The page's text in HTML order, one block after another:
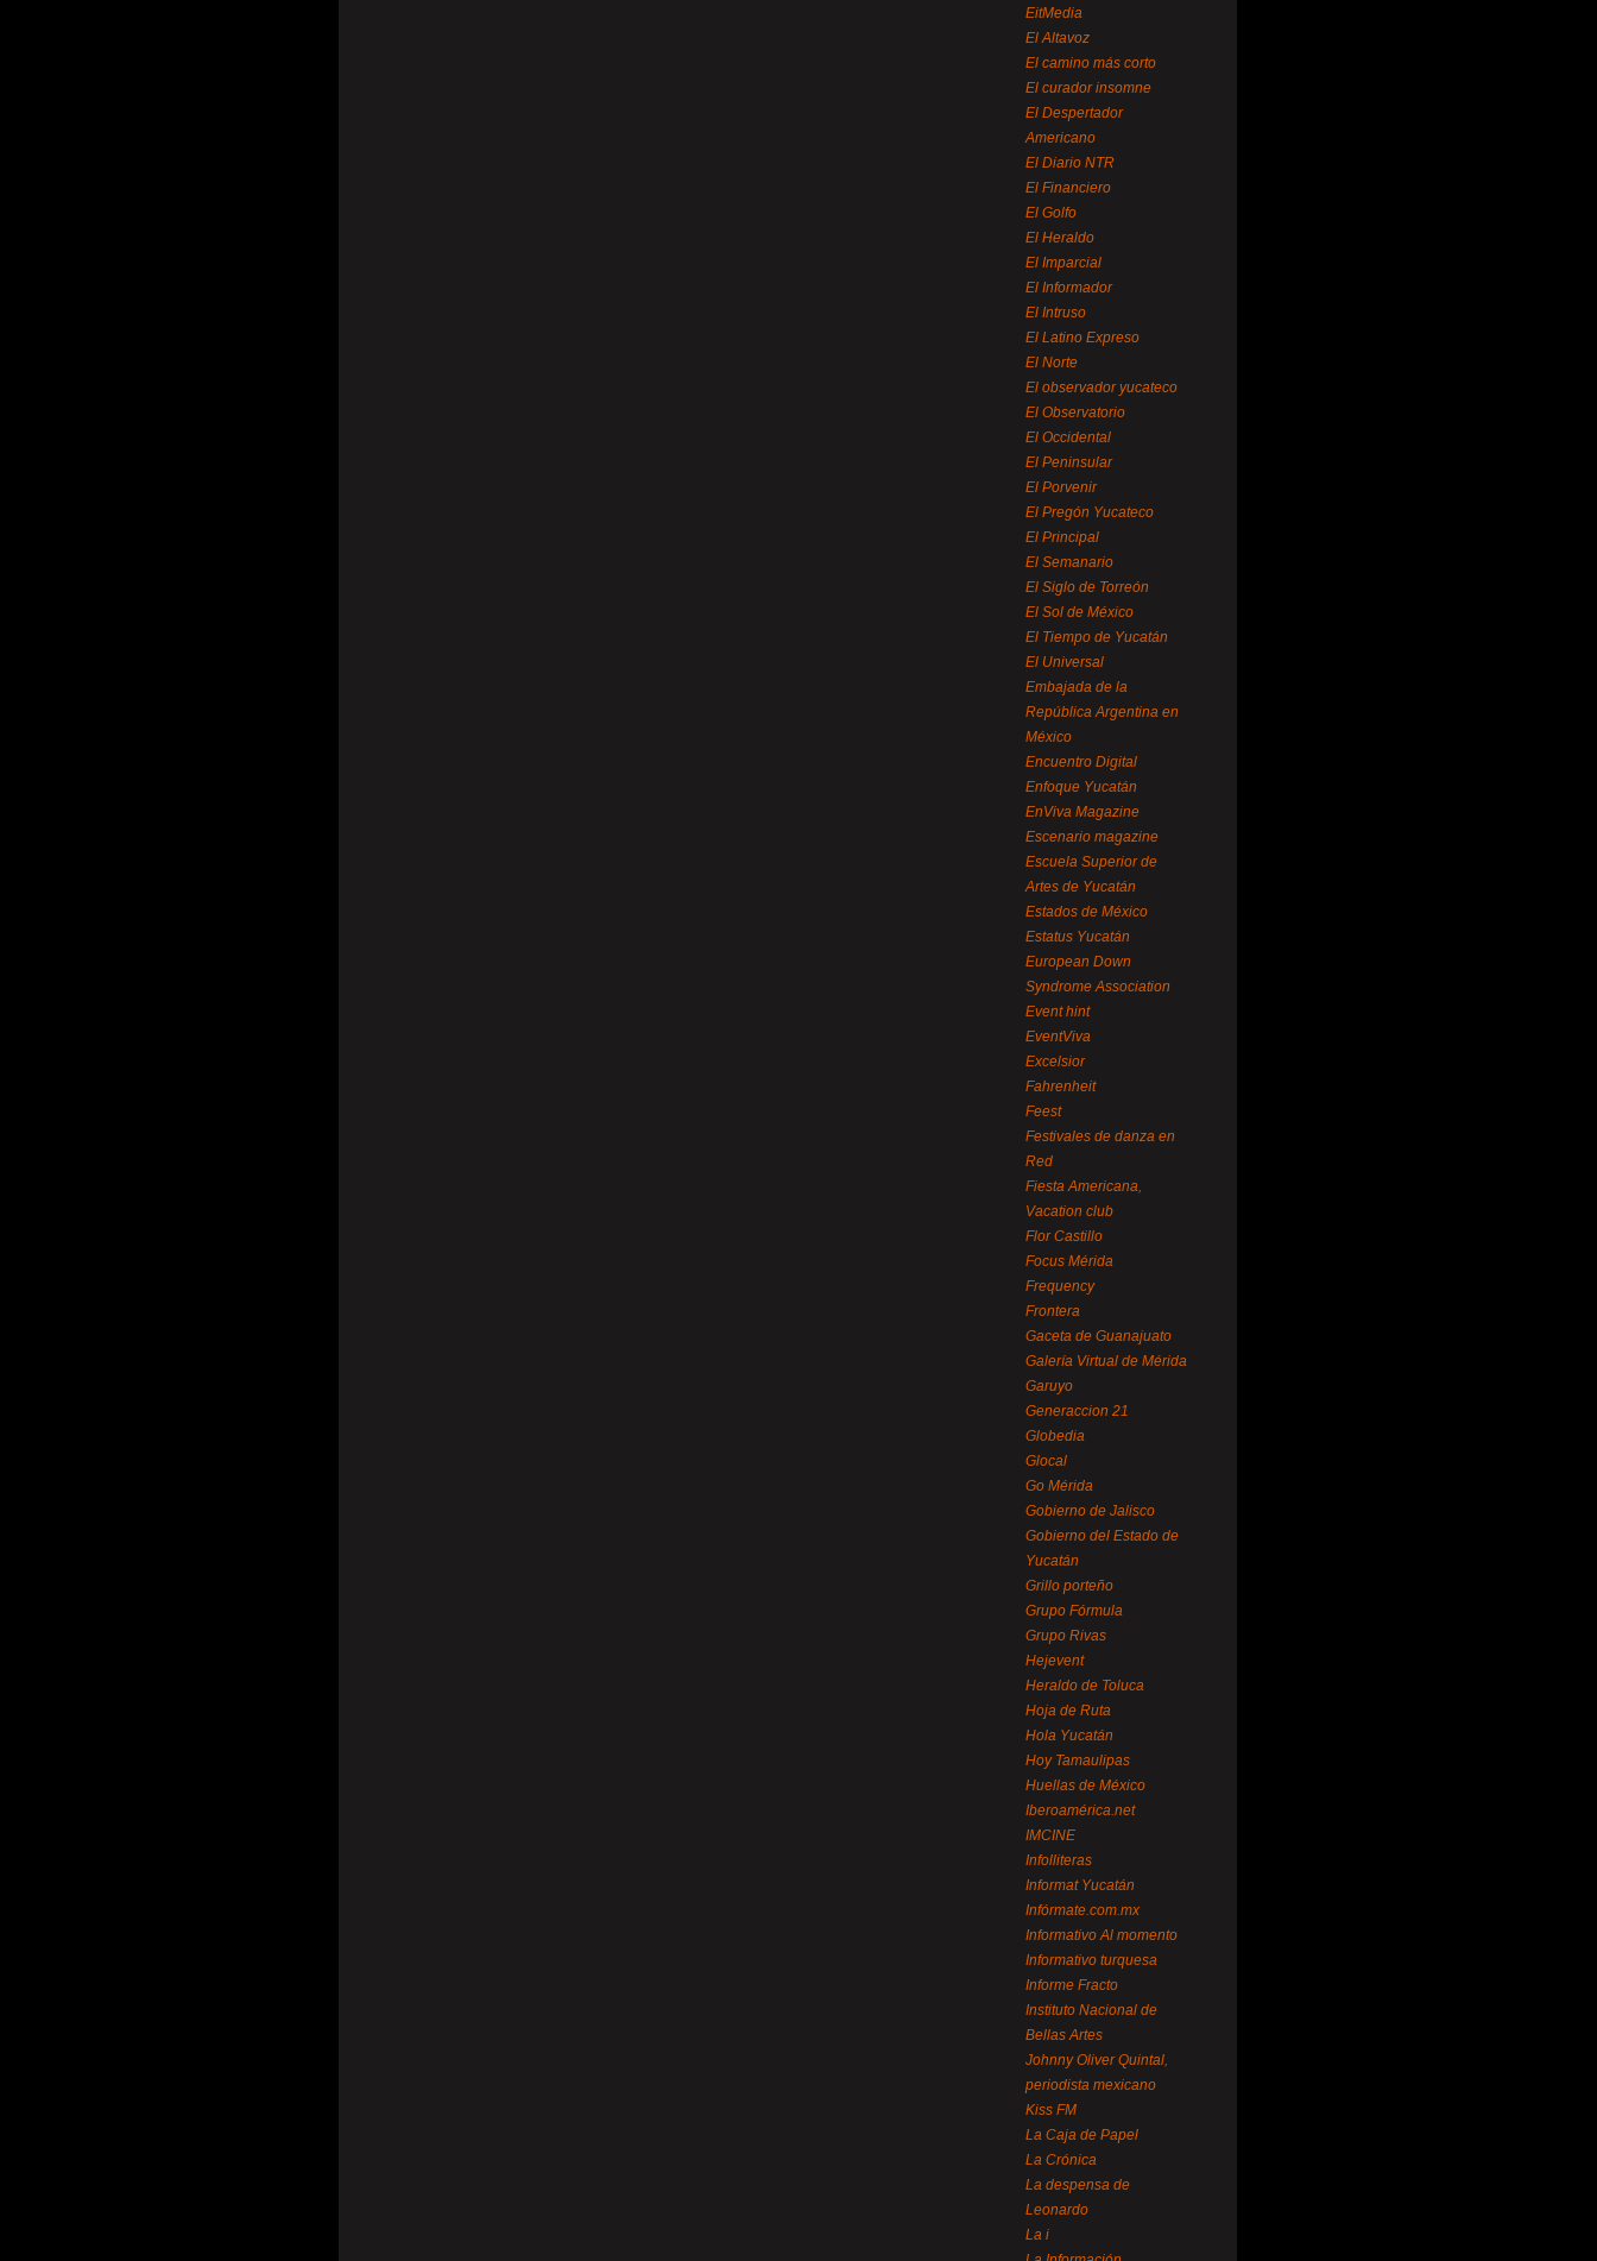
EitMedia
El Altavoz
El camino más corto
El curador insomne
El Despertador
Americano
El Diario NTR
El Financiero
El Golfo
El Heraldo
El Imparcial
El Informador
El Intruso
El Latino Expreso
El Norte
El observador yucateco
El Observatorio
El Occidental
El Peninsular
El Porvenir
El Pregón Yucateco
El Principal
El Semanario
El Siglo de Torreón
El Sol de México
El Tiempo de Yucatán
El Universal
Embajada de la
República Argentina en
México
Encuentro Digital
Enfoque Yucatán
EnViva Magazine
Escenario magazine
Escuela Superior de
Artes de Yucatán
Estados de México
Estatus Yucatán
European Down
Syndrome Association
Event hint
EventViva
Excelsior
Fahrenheit
Feest
Festivales de danza en
Red
Fiesta Americana,
Vacation club
Flor Castillo
Focus Mérida
Frequency
Frontera
Gaceta de Guanajuato
Galería Virtual de Mérida
Garuyo
Generaccion 21
Globedia
Glocal
Go Mérida
Gobierno de Jalisco
Gobierno del Estado de
Yucatán
Grillo porteño
Grupo Fórmula
Grupo Rivas
Hejevent
Heraldo de Toluca
Hoja de Ruta
Hola Yucatán
Hoy Tamaulipas
Huellas de México
Iberoamérica.net
IMCINE
Infolliteras
Informat Yucatán
Infórmate.com.mx
Informativo Al momento
Informativo turquesa
Informe Fracto
Instituto Nacional de
Bellas Artes
Johnny Oliver Quintal,
periodista mexicano
Kiss FM
La Caja de Papel
La Crónica
La despensa de
Leonardo
La i